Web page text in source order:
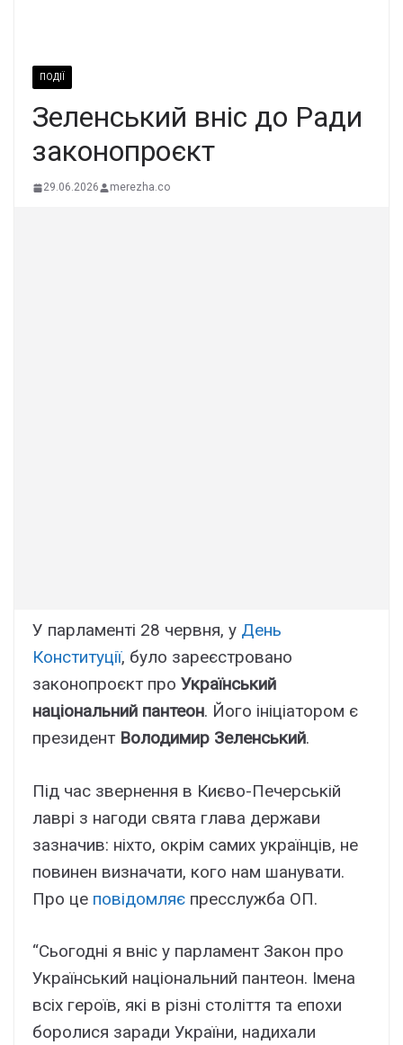
ПОДІЇ
Зеленський вніс до Ради
законопроєкт
29.06.2026 merezha.co
У парламенті 28 червня, у День
Конституції, було зареєстровано
законопроєкт про Український
національний пантеон. Його ініціатором є
президент Володимир Зеленський.
Під час звернення в Києво-Печерській
лаврі з нагоди свята глава держави
зазначив: ніхто, окрім самих українців, не
повинен визначати, кого нам шанувати.
Про це повідомляє пресслужба ОП.
“Сьогодні я вніс у парламент Закон про
Український національний пантеон. Імена
всіх героїв, які в різні століття та епохи
боролися заради України, надихали